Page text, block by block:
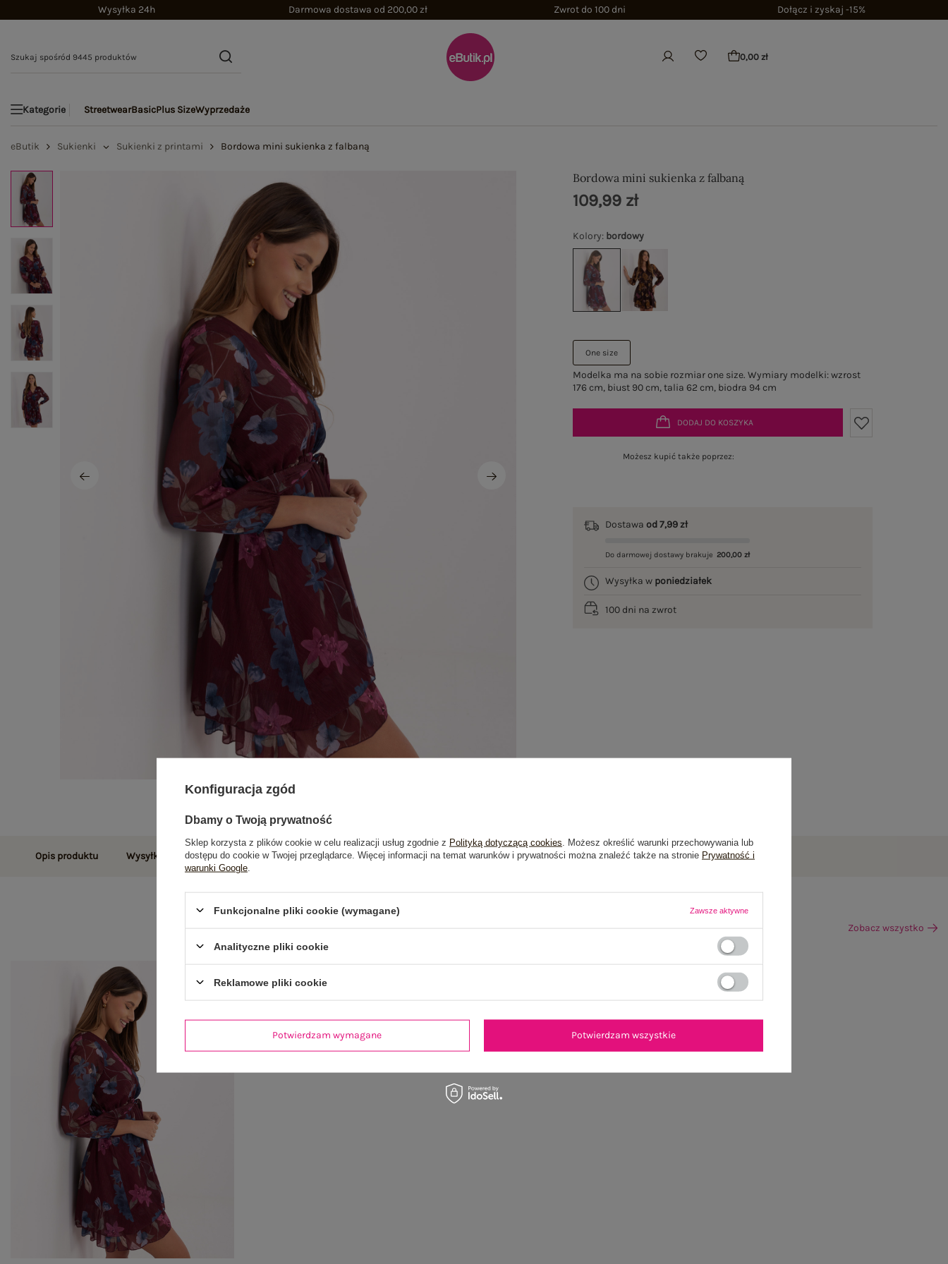
Wysyłka 24h Darmowa dostawa od 200,00 zł Zwrot do 100 dni Dołącz i zyskaj -15%
0,00 zł
Kategorie StreetwearBasicPlus SizeWyprzedaże
eButik Sukienki Sukienki z printami Bordowa mini sukienka z falbaną
Bordowa mini sukienka z falbaną
Kolory: bordowy
One size
Modelka ma na sobie rozmiar one size. Wymiary modelki: wzrost
176 cm, biust 90 cm, talia 62 cm, biodra 94 cm
109,99 zł
DODAJ DO KOSZYKA
Możesz kupić także poprzez:
Dostawaod 7,99 zł
Do darmowej dostawy brakuje 200,00 zł
Wysyłka w poniedziałek
100 dni na zwrot
Opis produktu Wysyłka i dostawa Zwroty i reklamacje Opinie o produkcie(0)
Zobacz wszystko
Konfiguracja zgód
Dbamy o Twoją prywatność
Sklep korzysta z plików cookie w celu realizacji usług zgodnie z Polityką dotyczącą cookies . Możesz określić warunki przechowywania lub
dostępu do cookie w Twojej przeglądarce. Więcej informacji na temat warunków i prywatności można znaleźć także na stronie Prywatność i
warunki Google
Funkcjonalne pliki cookie (wymagane) Zawsze aktywne
Analityczne pliki cookie
Reklamowe pliki cookie
Potwierdzam wymagane Potwierdzam wszystkie